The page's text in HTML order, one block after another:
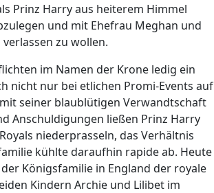
Prinz Harry aus heiterem Himmel
und mit Ehefrau Meghan und
zu wollen.
im Namen der Krone ledig ein
nicht nur bei etlichen Promi-Events auf
seiner blaublütigen Verwandtschaft
Anschuldigungen ließen Prinz Harry
niederprasseln, das Verhältnis
kühlte daraufhin rapide ab. Heute
Königsfamilie in England der royale
Kindern Archie und Lilibet im